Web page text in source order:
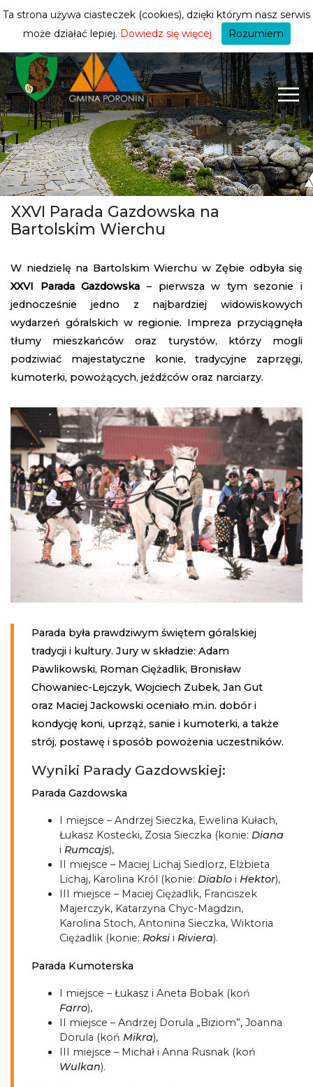
turysty
XXVI Parada Gazdowska na
Bartolskim Wierchu
W niedzielę na Bartolskim Wierchu w Zębie odbyła się
XXVI Parada Gazdowska – pierwsza w tym sezonie i
jednocześnie jedno z najbardziej widowiskowych
wydarzeń góralskich w regionie. Impreza przyciągnęła
tłumy mieszkańców oraz turystów, którzy mogli
podziwiać majestatyczne konie, tradycyjne zaprzęgi,
kumoterki, powożących, jeźdźców oraz narciarzy.
Parada była prawdziwym świętem góralskiej
tradycji i kultury. Jury w składzie: Adam
Pawlikowski, Roman Ciężadlik, Bronisław
Chowaniec-Lejczyk, Wojciech Zubek, Jan Gut
oraz Maciej Jackowski oceniało m.in. dobór i
kondycję koni, uprząż, sanie i kumoterki, a także
strój, postawę i sposób powożenia uczestników.
Wyniki Parady Gazdowskiej:
Parada Gazdowska
I miejsce – Andrzej Sieczka, Ewelina Kułach,
Łukasz Kostecki, Zosia Sieczka (konie: Diana
i Rumcajs),
II miejsce – Maciej Lichaj Siedlorz, Elżbieta
Lichaj, Karolina Król (konie: Diabloi Hektor),
III miejsce – Maciej Ciężadlik, Franciszek
Majerczyk, Katarzyna Chyc-Magdzin,
Karolina Stoch, Antonina Sieczka, Wiktoria
Ciężadlik (konie: Roksii Riviera).
Parada Kumoterska
I miejsce – Łukasz i Aneta Bobak (koń
Farro),
II miejsce – Andrzej Dorula „Biziom”, Joanna
Dorula (koń Mikra),
III miejsce – Michał i Anna Rusnak (koń
Wulkan).
Ta strona używa ciasteczek (cookies), dzięki którym nasz serwis
może działać lepiej. Dowiedz się więcej Rozumiem